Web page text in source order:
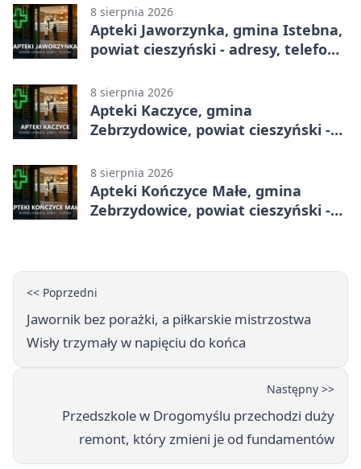
8 sierpnia 2026
Apteki Jaworzynka, gmina Istebna,
powiat cieszyński - adresy, telefony,
8 sierpnia 2026
Apteki Kaczyce, gmina
Zebrzydowice, powiat cieszyński -
8 sierpnia 2026
Apteki Kończyce Małe, gmina
Zebrzydowice, powiat cieszyński -
<< Poprzedni
Jawornik bez porażki, a piłkarskie mistrzostwa
Wisły trzymały w napięciu do końca
Następny >>
Przedszkole w Drogomyślu przechodzi duży
remont, który zmieni je od fundamentów